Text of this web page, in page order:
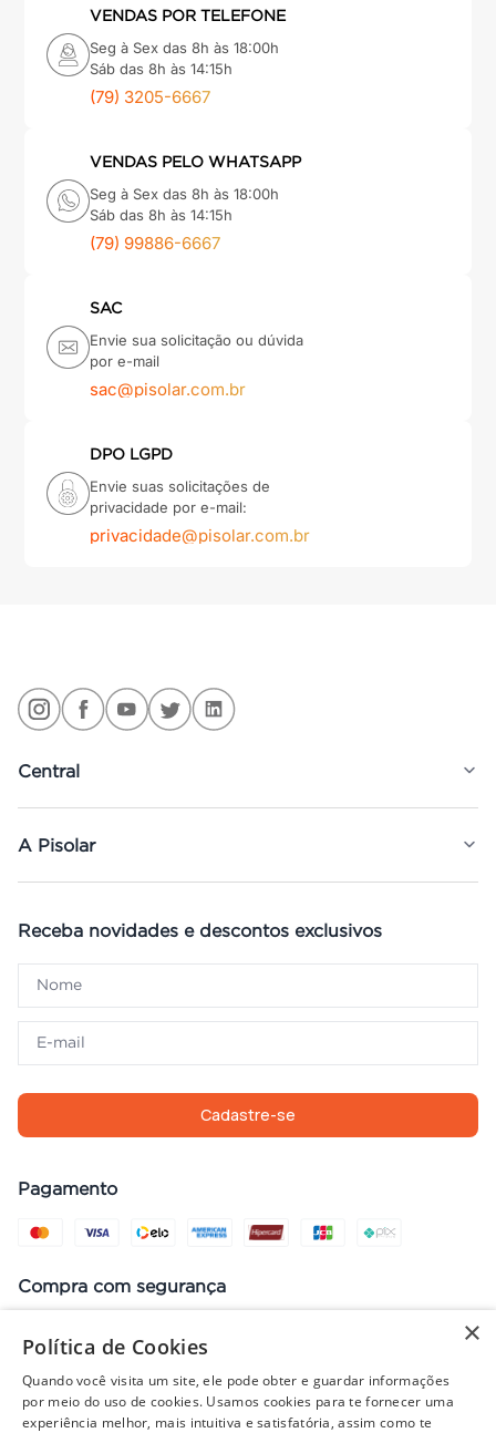
VENDAS POR TELEFONE
Seg à Sex das 8h às 18:00h
Sáb das 8h às 14:15h
(79) 3205-6667
VENDAS PELO WHATSAPP
Seg à Sex das 8h às 18:00h
Sáb das 8h às 14:15h
(79) 99886-6667
SAC
Envie sua solicitação ou dúvida
por e-mail
sac@pisolar.com.br
DPO LGPD
Envie suas solicitações de
privacidade por e-mail:
privacidade@pisolar.com.br
Central
A Pisolar
Receba novidades e descontos exclusivos
Cadastre-se
Pagamento
Compra com segurança
Preços, promoções, condições de pagamento e frete válidos apenas
para compras no site. Em caso de divergência, prevalece o valor do
×
Política de Cookies
Quando você visita um site, ele pode obter e guardar informações
por meio do uso de cookies. Usamos cookies para te fornecer uma
experiência melhor, mais intuitiva e satisfatória, assim como te